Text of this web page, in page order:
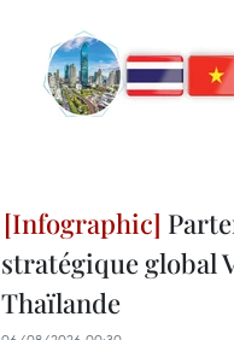
stratégique global
Thaïlande